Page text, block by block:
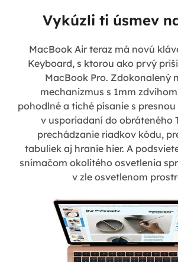
Vykúzli ti úsmev
MacBook Air teraz má novú
Keyboard, s ktorou ako prvý
MacBook Pro. Zdokonalený
mechanizmus s 1mm
pohodlné a tiché písanie s
v usporiadaní do obráteného
prechádzanie riadkov kódu,
tabuliek aj hranie hier. A
snímačom okolitého osvetlenia
v zle osvetlenom